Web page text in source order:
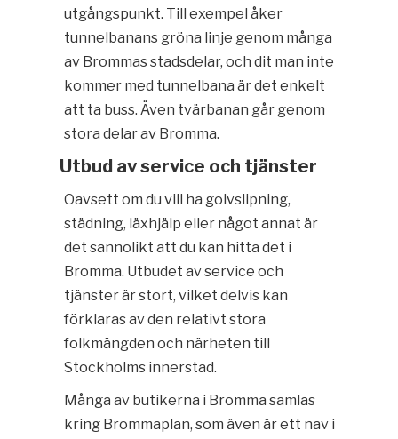
utgångspunkt. Till exempel åker
tunnelbanans gröna linje genom många
av Brommas stadsdelar, och dit man inte
kommer med tunnelbana är det enkelt
att ta buss. Även tvärbanan går genom
stora delar av Bromma.
Utbud av service och tjänster
Oavsett om du vill ha golvslipning,
städning, läxhjälp eller något annat är
det sannolikt att du kan hitta det i
Bromma. Utbudet av service och
tjänster är stort, vilket delvis kan
förklaras av den relativt stora
folkmängden och närheten till
Stockholms innerstad.
Många av butikerna i Bromma samlas
kring Brommaplan, som även är ett nav i